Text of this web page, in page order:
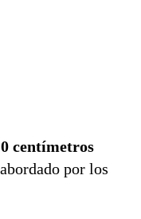
centímetros
abordado por los